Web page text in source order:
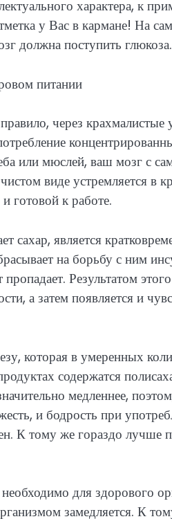
характера, к
у Вас в кармане! На
должна поступить глюкоза.
питании
через
или мюслей, ваш мозг с
виде устремляется в
готовой к работе.
сахар, является
на борьбу с ним
Результатом
а затем появляется и
которая в умеренных
содержатся
медленнее,
и бодрость при
К тому же гораздо лучше
для здорового
замедляется. К